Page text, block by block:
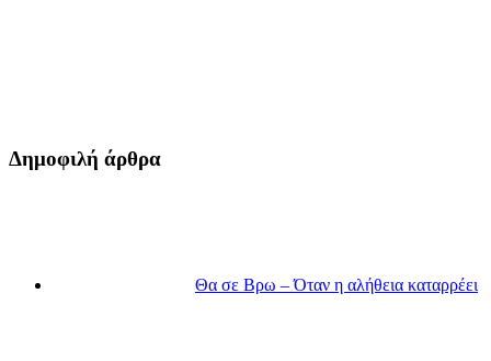
Δημοφιλή άρθρα
Θα σε Βρω – Όταν η αλήθεια καταρρέει